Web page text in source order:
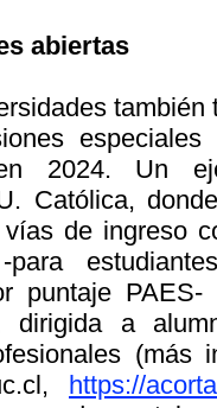
abiertas
también
2024. Un
Católica,
de ingreso
para
puntaje PAES-
dirigida a
(más
https://